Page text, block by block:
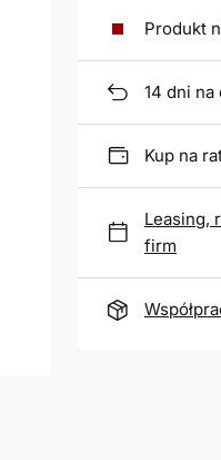
Produkt
14 dni na
Kup na
Leasing,
firm